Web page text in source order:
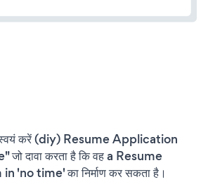
करें (diy) Resume Application
दावा करता है कि वह a Resume
time' का निर्माण कर सकता है।